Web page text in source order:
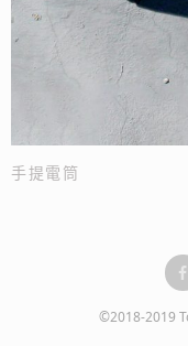
手提電筒
©2018-2019